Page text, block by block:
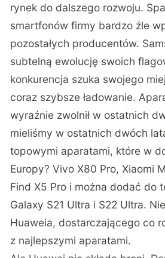
rynek do dalszego rozwoju.
smartfonów firmy bardzo źle
pozostałych producentów.
subtelną ewolucję swoich
konkurencja szuka swojego
coraz szybsze ładowanie.
wyraźnie zwolnił w ostatnich
mieliśmy w ostatnich dwóch
topowymi aparatami, które w
Europy? Vivo X80 Pro, Xiaomi
Find X5 Pro i można dodać do
Galaxy S21 Ultra i S22 Ultra.
Huaweia, dostarczającego co
z najlepszymi aparatami.